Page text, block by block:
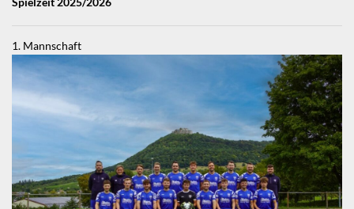
Spielzeit 2025/2026
1. Mannschaft